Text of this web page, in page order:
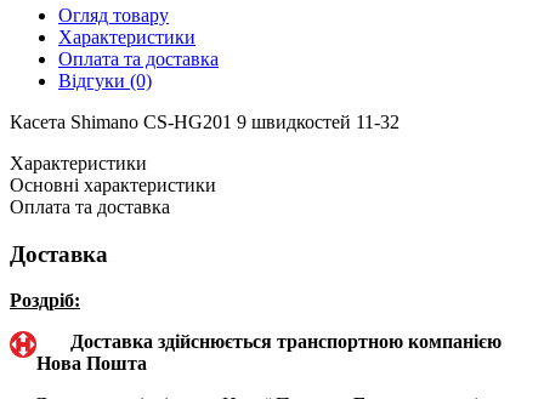
Огляд товару
Характеристики
Оплата та доставка
Відгуки (0)
Касета Shimano CS-HG201 9 швидкостей 11-32
Характеристики
Основні характеристики
Оплата та доставка
Доставка
Роздріб:
Доставка здійснюється транспортною компанією
Нова Пошта